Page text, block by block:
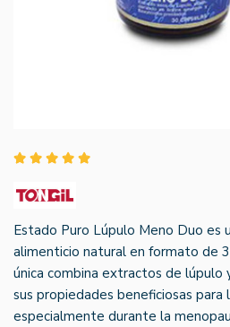
Estado Puro Lúpulo Meno Duo es
alimenticio natural en formato de
única combina extractos de lúpulo
sus propiedades beneficiosas para
especialmente durante la